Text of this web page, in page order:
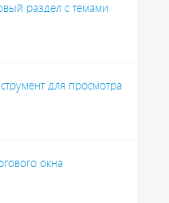
раздел с темами
для просмотра
окна